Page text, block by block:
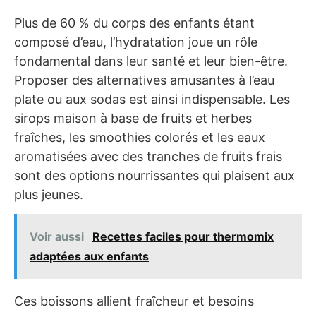
Plus de 60 % du corps des enfants étant
composé d’eau, l’hydratation joue un rôle
fondamental dans leur santé et leur bien-être.
Proposer des alternatives amusantes à l’eau
plate ou aux sodas est ainsi indispensable. Les
sirops maison à base de fruits et herbes
fraîches, les smoothies colorés et les eaux
aromatisées avec des tranches de fruits frais
sont des options nourrissantes qui plaisent aux
plus jeunes.
Voir aussi
Recettes faciles pour thermomix
adaptées aux enfants
Ces boissons allient fraîcheur et besoins